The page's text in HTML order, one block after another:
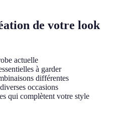
de votre look
actuelle
à garder
différentes
occasions
qui complètent votre style